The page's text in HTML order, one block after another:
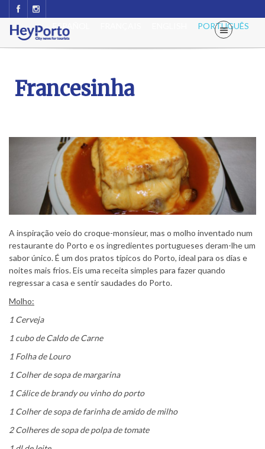
PORTUGUÊS
ESPAÑOL
Francesinha
A inspiração veio do croque-monsieur, mas o molho inventado num
restaurante do Porto e os ingredientes portugueses deram-lhe um
sabor único. É um dos pratos típicos do Porto, ideal para os dias e
noites mais frios. Eis uma receita simples para fazer quando
regressar a casa e sentir saudades do Porto.
Molho:
1 Cerveja
1 cubo de Caldo de Carne
1 Folha de Louro
1 Colher de sopa de margarina
1 Cálice de brandy ou vinho do porto
1 Colher de sopa de farinha de amido de milho
2 Colheres de sopa de polpa de tomate